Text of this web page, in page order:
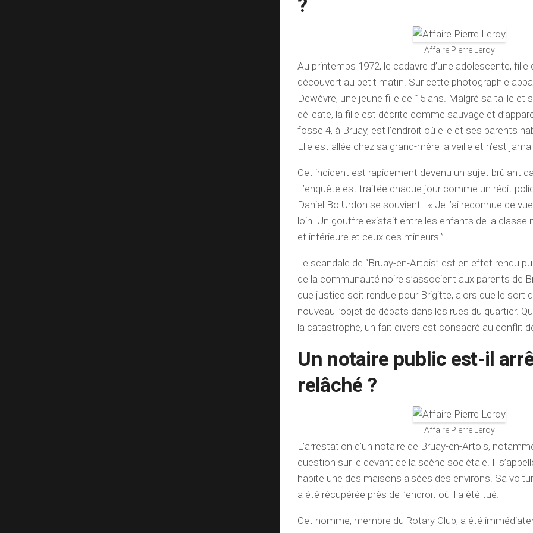
?
Affaire Pierre Leroy
Au printemps 1972, le cadavre d’une adolescente, fille
découvert au petit matin. Sur cette photographie
Dewèvre, une jeune fille de 15 ans. Malgré sa taille et
délicate, la fille est décrite comme sauvage et
fosse 4, à Bruay, est l’endroit où elle et ses parents
Elle est allée chez sa grand-mère la veille et n’est
Cet incident est rapidement devenu un sujet brûlant
L’enquête est traitée chaque jour comme un récit
Daniel Bo Urdon se souvient : « Je l’ai reconnue de
loin. Un gouffre existait entre les enfants de la classe
et inférieure et ceux des mineurs.”
Le scandale de “Bruay-en-Artois” est en effet rendu
de la communauté noire s’associent aux parents de
que justice soit rendue pour Brigitte, alors que le sort
nouveau l’objet de débats dans les rues du quartier.
la catastrophe, un fait divers est consacré au conflit
Un notaire public est-il
relâché ?
Affaire Pierre Leroy
L’arrestation d’un notaire de Bruay-en-Artois,
question sur le devant de la scène sociétale. Il
habite une des maisons aisées des environs. Sa
a été récupérée près de l’endroit où il a été tué.
Cet homme, membre du Rotary Club, a été